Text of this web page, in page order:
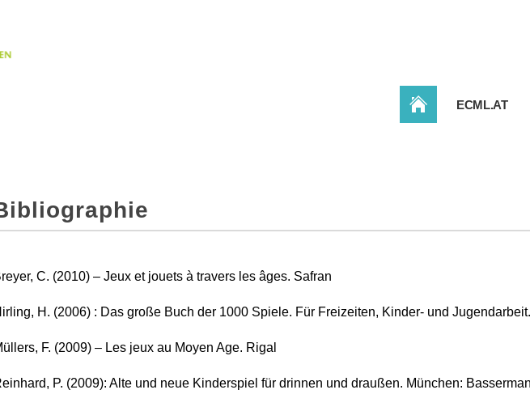
STARTSEITEECML.AT
C. (2010) – Jeux et jouets à travers les âges. Safran
H. (2006) : Das große Buch der 1000 Spiele. Für Freizeiten, Kinder- und
F. (2009) – Les jeux au Moyen Age. Rigal
P. (2009): Alte und neue Kinderspiel für drinnen und draußen. München: